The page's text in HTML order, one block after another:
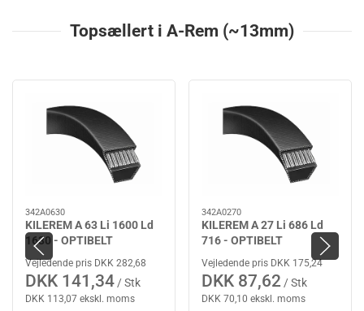
Topsællert i A-Rem (~13mm)
342A0630
KILEREM A 63 Li 1600 Ld
1630 - OPTIBELT
Vejledende pris DKK 282,68
DKK 141,34 / Stk
DKK 113,07 ekskl. moms
342A0270
KILEREM A 27 Li 686 Ld
716 - OPTIBELT
Vejledende pris DKK 175,24
DKK 87,62 / Stk
DKK 70,10 ekskl. moms